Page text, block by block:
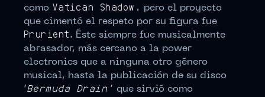
como Vatican Shadow.
pero el proyecto
que cimentó el respeto por su figura fue
Prurient. Éste siempre fue musicalmente
abrasador, más cercano a la power
electronics que a ninguna otro género
musical, hasta la publicación de su disco
‘Bermuda Drain’ que sirvió como